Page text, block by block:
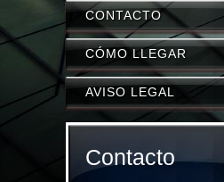
CONTACTO
CÓMO LLEGAR
AVISO LEGAL
Contacto